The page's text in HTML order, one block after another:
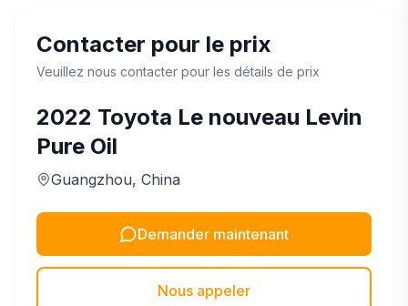
Contacter pour le prix
Veuillez nous contacter pour les détails de prix
2022 Toyota Le nouveau Levin
Pure Oil
Guangzhou, China
Demander maintenant
Nous appeler